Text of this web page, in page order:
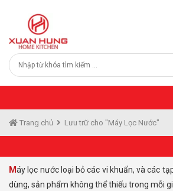
Trang chủ Lưu trữ cho "Máy Lọc Nước"
Máy lọc nước loại bỏ các vi khuẩn, và các tạp chất có hại cho người
dùng, sản phẩm không thể thiếu trong mỗi